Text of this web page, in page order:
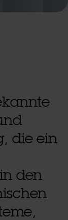
die ein
den